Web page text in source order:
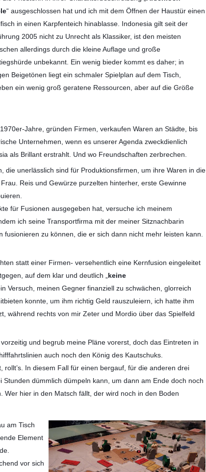
“ ausgeschlossen hat und ich mit dem Öffnen der Haustür einen
in einen Karpfenteich hinablasse. Indonesia gilt seit der
2005 nicht zu Unrecht als Klassiker, ist den meisten
allerdings durch die kleine Auflage und große
unbekannt. Ein wenig bieder kommt es daher; in
Beigetönen liegt ein schmaler Spielplan auf dem Tisch,
ein wenig groß geratene Ressourcen, aber auf die Größe
Jahre, gründen Firmen, verkaufen Waren an Städte, bis
Unternehmen, wenn es unserer Agenda zweckdienlich
als Brillant erstrahlt. Und wo Freundschaften zerbrechen.
die unerlässlich sind für Produktionsfirmen, um ihre Waren in die
Reis und Gewürze purzelten hinterher, erste Gewinne
für Fusionen ausgegeben hat, versuche ich meinem
ich seine Transportfirma mit der meiner Sitznachbarin
zu können, die er sich dann nicht mehr leisten kann.
statt einer Firmen- versehentlich eine Kernfusion eingeleitet
auf dem klar und deutlich „ keine
Versuch, meinen Gegner finanziell zu schwächen, glorreich
konnte, um ihm richtig Geld rauszuleiern, ich hatte ihm
während rechts von mir Zeter und Mordio über das Spielfeld
und begrub meine Pläne vorerst, doch das Eintreten in
auch noch den König des Kautschuks.
rollt’s. In diesem Fall für einen bergauf, für die anderen drei
dümmlich dümpeln kann, um dann am Ende doch noch
hier in den Matsch fällt, der wird noch in den Boden
am Tisch
Element
vor sich